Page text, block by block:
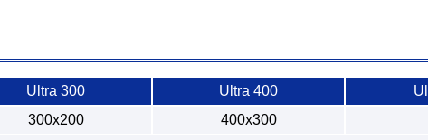
Ultra 300 Ultra 400
300x200 400x300